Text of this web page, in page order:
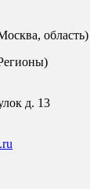
область)
д. 13